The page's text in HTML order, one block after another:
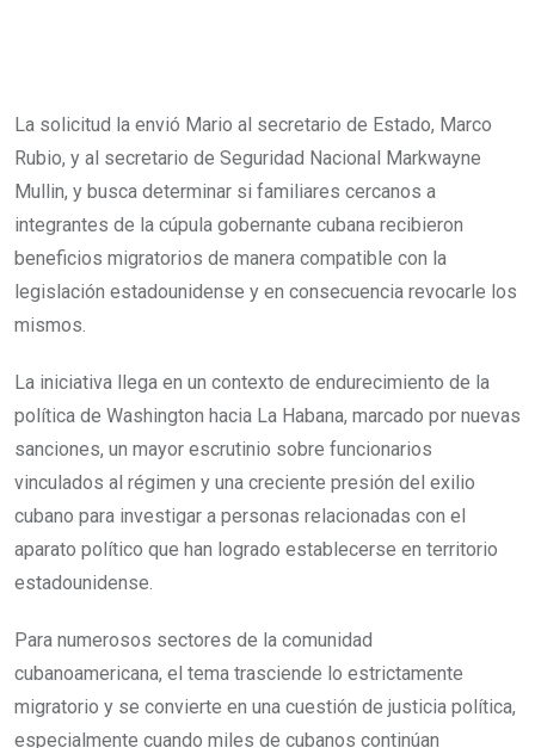
La solicitud la envió Mario al secretario de Estado, Marco
Rubio, y al secretario de Seguridad Nacional Markwayne
Mullin, y busca determinar si familiares cercanos a
integrantes de la cúpula gobernante cubana recibieron
beneficios migratorios de manera compatible con la
legislación estadounidense y en consecuencia revocarle los
mismos.
La iniciativa llega en un contexto de endurecimiento de la
política de Washington hacia La Habana, marcado por nuevas
sanciones, un mayor escrutinio sobre funcionarios
vinculados al régimen y una creciente presión del exilio
cubano para investigar a personas relacionadas con el
aparato político que han logrado establecerse en territorio
estadounidense.
Para numerosos sectores de la comunidad
cubanoamericana, el tema trasciende lo estrictamente
migratorio y se convierte en una cuestión de justicia política,
especialmente cuando miles de cubanos continúan